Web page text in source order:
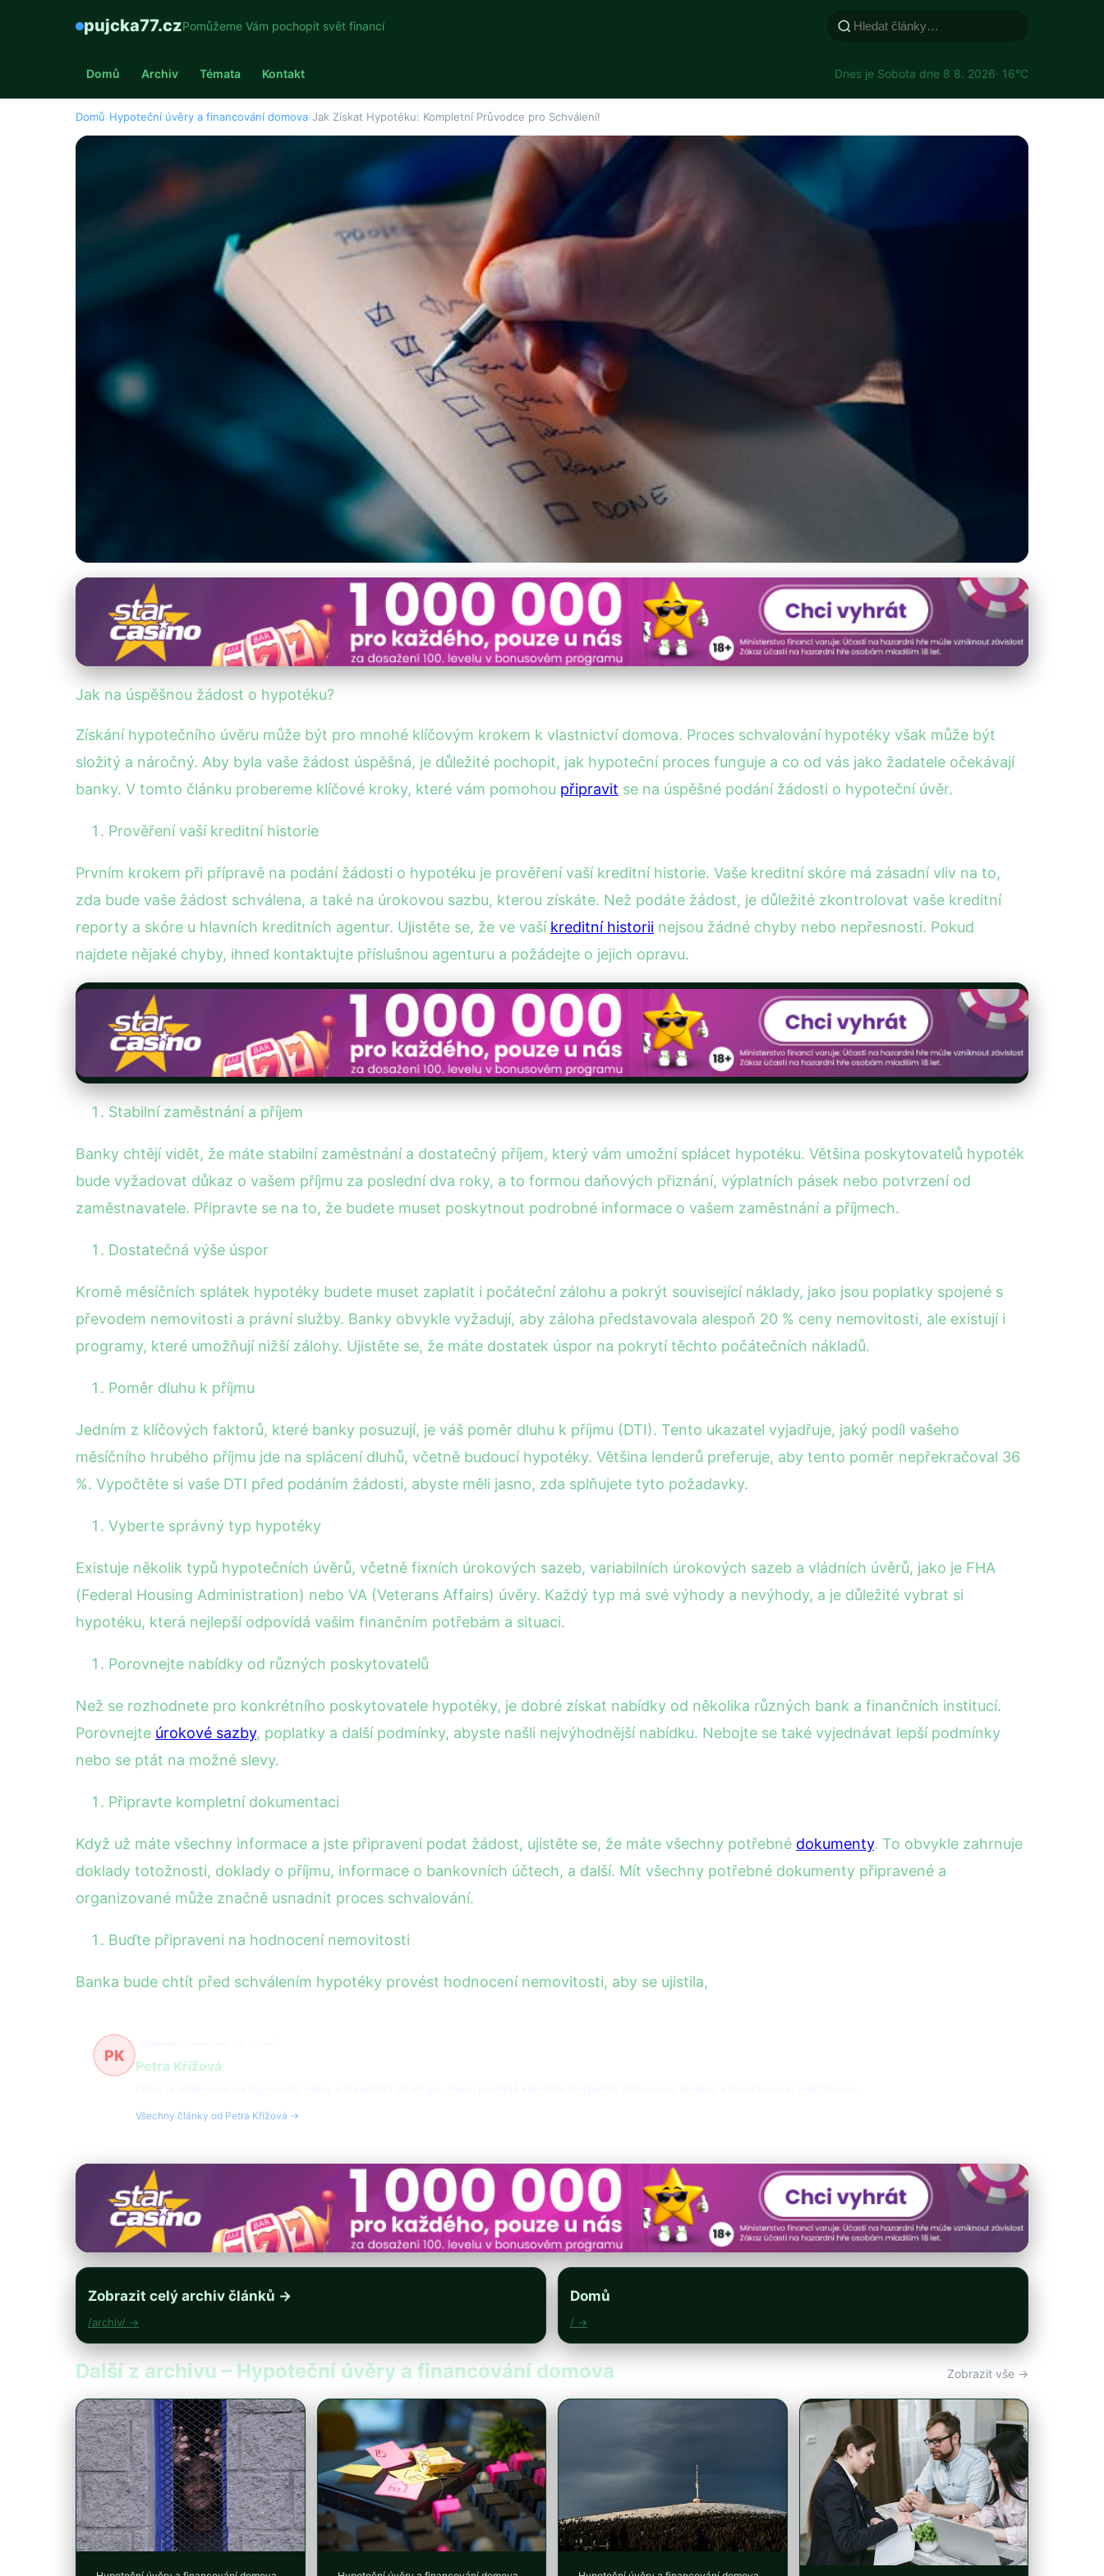
pujcka77.czPomůžeme Vám pochopit svět financí
Domů Archiv Témata Kontakt Dnes je Sobota dne 8 8. 2026· 16°C
Domů›Hypoteční úvěry a financování domova›Jak Získat Hypotéku: Kompletní Průvodce pro Schválení!
Hypoteční úvěry a financování domova
Jak Získat Hypotéku: Kompletní Průvodce pro Schválení!
Jak na úspěšnou žádost o hypotéku?
Získání hypotečního úvěru může být pro mnohé klíčovým krokem k vlastnictví domova. Proces schvalování hypotéky však může být
složitý a náročný. Aby byla vaše žádost úspěšná, je důležité pochopit, jak hypoteční proces funguje a co od vás jako žadatele očekávají
banky. V tomto článku probereme klíčové kroky, které vám pomohou připravit se na úspěšné podání žádosti o hypoteční úvěr.
Prověření vaší kreditní historie
Prvním krokem při přípravě na podání žádosti o hypotéku je prověření vaší kreditní historie. Vaše kreditní skóre má zásadní vliv na to,
zda bude vaše žádost schválena, a také na úrokovou sazbu, kterou získáte. Než podáte žádost, je důležité zkontrolovat vaše kreditní
reporty a skóre u hlavních kreditních agentur. Ujistěte se, že ve vaší kreditní historii nejsou žádné chyby nebo nepřesnosti. Pokud
najdete nějaké chyby, ihned kontaktujte příslušnou agenturu a požádejte o jejich opravu.
Stabilní zaměstnání a příjem
Banky chtějí vidět, že máte stabilní zaměstnání a dostatečný příjem, který vám umožní splácet hypotéku. Většina poskytovatelů hypoték
bude vyžadovat důkaz o vašem příjmu za poslední dva roky, a to formou daňových přiznání, výplatních pásek nebo potvrzení od
zaměstnavatele. Připravte se na to, že budete muset poskytnout podrobné informace o vašem zaměstnání a příjmech.
Dostatečná výše úspor
Kromě měsíčních splátek hypotéky budete muset zaplatit i počáteční zálohu a pokrýt související náklady, jako jsou poplatky spojené s
převodem nemovitosti a právní služby. Banky obvykle vyžadují, aby záloha představovala alespoň 20 % ceny nemovitosti, ale existují i
programy, které umožňují nižší zálohy. Ujistěte se, že máte dostatek úspor na pokrytí těchto počátečních nákladů.
Poměr dluhu k příjmu
Jedním z klíčových faktorů, které banky posuzují, je váš poměr dluhu k příjmu (DTI). Tento ukazatel vyjadřuje, jaký podíl vašeho
měsíčního hrubého příjmu jde na splácení dluhů, včetně budoucí hypotéky. Většina lenderů preferuje, aby tento poměr nepřekračoval 36
%. Vypočtěte si vaše DTI před podáním žádosti, abyste měli jasno, zda splňujete tyto požadavky.
Vyberte správný typ hypotéky
Existuje několik typů hypotečních úvěrů, včetně fixních úrokových sazeb, variabilních úrokových sazeb a vládních úvěrů, jako je FHA
(Federal Housing Administration) nebo VA (Veterans Affairs) úvěry. Každý typ má své výhody a nevýhody, a je důležité vybrat si
hypotéku, která nejlepší odpovídá vašim finančním potřebám a situaci.
Porovnejte nabídky od různých poskytovatelů
Než se rozhodnete pro konkrétního poskytovatele hypotéky, je dobré získat nabídky od několika různých bank a finančních institucí.
Porovnejte úrokové sazby, poplatky a další podmínky, abyste našli nejvýhodnější nabídku. Nebojte se také vyjednávat lepší podmínky
nebo se ptát na možné slevy.
Připravte kompletní dokumentaci
Když už máte všechny informace a jste připraveni podat žádost, ujistěte se, že máte všechny potřebné dokumenty. To obvykle zahrnuje
doklady totožnosti, doklady o příjmu, informace o bankovních účtech, a další. Mít všechny potřebné dokumenty připravené a
organizované může značně usnadnit proces schvalování.
Buďte připraveni na hodnocení nemovitosti
Banka bude chtít před schválením hypotéky provést hodnocení nemovitosti, aby se ujistila,
PK
Petra Křížová
Všechny články od Petra Křížová →
Zobrazit celý archiv článků →
/archiv/ →
Domů
/ →
Další z archivu – Hypoteční úvěry a financování domova Zobrazit vše →